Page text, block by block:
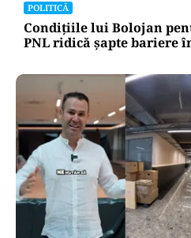
POLITICĂ
Condițiile lui Bolojan
PNL ridică șapte bariere